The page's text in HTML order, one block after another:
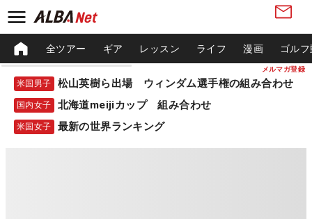
メルマガ登録
全ツアー ギア レッスン ライフ 漫画 ゴル
米国男子 松山英樹ら出場 ウィンダム選手権の組み合わせ
国内女子 北海道meijiカップ 組み合わせ
米国女子 最新の世界ランキング